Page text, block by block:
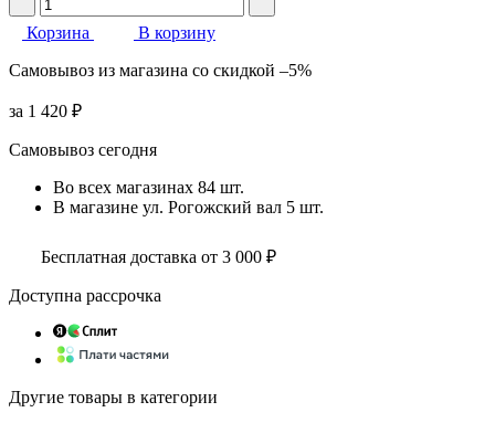
Корзина
В корзину
Самовывоз из магазина со скидкой –5%
за 1 420 ₽
Самовывоз сегодня
Во всех магазинах 84 шт.
В магазине ул. Рогожский вал 5 шт.
Бесплатная доставка от 3 000 ₽
Доступна рассрочка
Другие товары в категории